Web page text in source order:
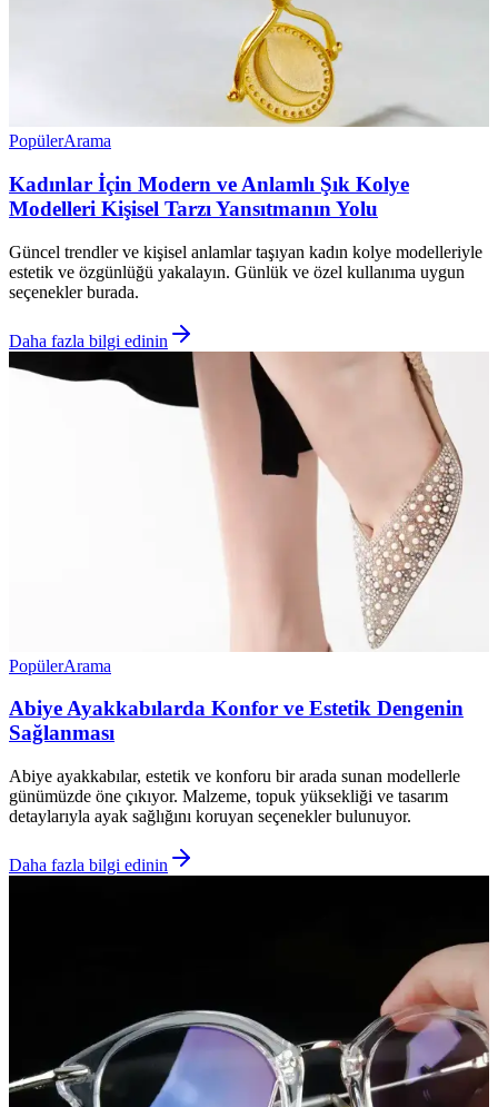
PopülerArama
Kadınlar İçin Modern ve Anlamlı Şık Kolye
Modelleri Kişisel Tarzı Yansıtmanın Yolu
Güncel trendler ve kişisel anlamlar taşıyan kadın kolye modelleriyle
estetik ve özgünlüğü yakalayın. Günlük ve özel kullanıma uygun
seçenekler burada.
Daha fazla bilgi edinin
PopülerArama
Abiye Ayakkabılarda Konfor ve Estetik Dengenin
Sağlanması
Abiye ayakkabılar, estetik ve konforu bir arada sunan modellerle
günümüzde öne çıkıyor. Malzeme, topuk yüksekliği ve tasarım
detaylarıyla ayak sağlığını koruyan seçenekler bulunuyor.
Daha fazla bilgi edinin